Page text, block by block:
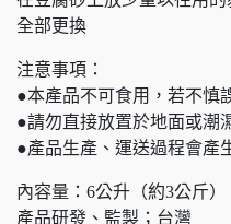
全部更換
注意事項：
●本產品不可食用，若不慎
●請勿直接放置於地面或潮
●產品生產、運送過程會產
內容量：6公升（約3公斤）
產品研發、監製；台灣